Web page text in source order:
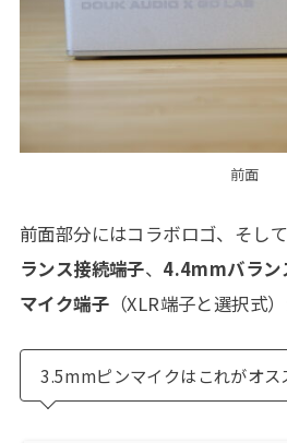
前面
前面部分にはコラボロゴ、そし
ランス接続端子、 4.4mmバラン
マイク端子（XLR端子と選択式
3.5mmピンマイクはこれがオス